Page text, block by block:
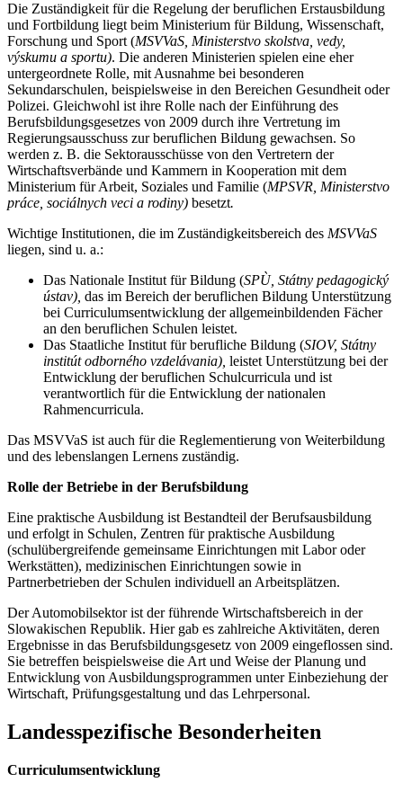
Die Zuständigkeit für die Regelung der beruflichen Erstausbildung
und Fortbildung liegt beim Ministerium für Bildung, Wissenschaft,
Forschung und Sport (MSVVaS, Ministerstvo skolstva, vedy,
výskumu a sportu). Die anderen Ministerien spielen eine eher
untergeordnete Rolle, mit Ausnahme bei besonderen
Sekundarschulen, beispielsweise in den Bereichen Gesundheit oder
Polizei. Gleichwohl ist ihre Rolle nach der Einführung des
Berufsbildungsgesetzes von 2009 durch ihre Vertretung im
Regierungsausschuss zur beruflichen Bildung gewachsen. So
werden z. B. die Sektorausschüsse von den Vertretern der
Wirtschaftsverbände und Kammern in Kooperation mit dem
Ministerium für Arbeit, Soziales und Familie (MPSVR, Ministerstvo
práce, sociálnych veci a rodiny) besetzt.
Wichtige Institutionen, die im Zuständigkeitsbereich des MSVVaS
liegen, sind u. a.:
Das Nationale Institut für Bildung (SPÙ, Státny pedagogický
ústav), das im Bereich der beruflichen Bildung Unterstützung
bei Curriculumsentwicklung der allgemeinbildenden Fächer
an den beruflichen Schulen leistet.
Das Staatliche Institut für berufliche Bildung (SIOV, Státny
institút odborného vzdelávania), leistet Unterstützung bei der
Entwicklung der beruflichen Schulcurricula und ist
verantwortlich für die Entwicklung der nationalen
Rahmencurricula.
Das MSVVaS ist auch für die Reglementierung von Weiterbildung
und des lebenslangen Lernens zuständig.
Rolle der Betriebe in der Berufsbildung
Eine praktische Ausbildung ist Bestandteil der Berufsausbildung
und erfolgt in Schulen, Zentren für praktische Ausbildung
(schulübergreifende gemeinsame Einrichtungen mit Labor oder
Werkstätten), medizinischen Einrichtungen sowie in
Partnerbetrieben der Schulen individuell an Arbeitsplätzen.
Der Automobilsektor ist der führende Wirtschaftsbereich in der
Slowakischen Republik. Hier gab es zahlreiche Aktivitäten, deren
Ergebnisse in das Berufsbildungsgesetz von 2009 eingeflossen sind.
Sie betreffen beispielsweise die Art und Weise der Planung und
Entwicklung von Ausbildungsprogrammen unter Einbeziehung der
Wirtschaft, Prüfungsgestaltung und das Lehrpersonal.
Landesspezifische Besonderheiten
Curriculumsentwicklung